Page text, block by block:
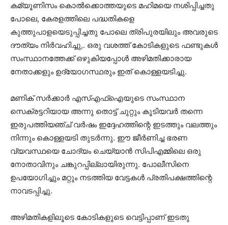
കമ്യൂണിസം കൊല്‍ക്കൊത്തയുടെ മഹിമയെ നശിപ്പിച്ചതു
പോലെ, കേരളത്തിലെ പദ്ധതികളെ
കുത്തുപാളയെടുപ്പിച്ചതു പോലെ ത്രിപുരയിലും അവരുടെ
ദൗത്യം നിര്‍വഹിച്ചു,. ഒരു വശത്ത് കോടികളുടെ ഫണ്ടുകള്‍
സംസ്ഥാനത്തേക്ക് ഒഴുകിയപ്പോള്‍ അഴിമതിക്കാരായ
നേതാക്കളും ഉദ്യോഗസ്ഥരും ഇത് കൊള്ളയടിച്ചു.
മണിക് സര്‍ക്കാര്‍ എസ്എഫ്‌ഐയുടെ സംസ്ഥാന
സെക്രട്ടറിയായ അന്നു തൊട്ട് ചുറ്റും കൂടിയവര്‍ തന്നെ
ഇരുപത്തിയഞ്ച് വര്‍ഷം ഇദ്ദേഹത്തിന്റെ ഇടത്തും വലത്തും
നിന്നും കൊള്ളയടി തുടര്‍ന്നു. ഈ ജീര്‍ണിച്ച ഭരണ
വ്യവസ്ഥയെ ചോദ്യം ചെയ്യാന്‍ സിപിഎമ്മിലെ ഒരു
നോതാവിനും ചങ്കുറപ്പില്ലായിരുന്നു. പോലീസിനെ
ഉപയോഗിച്ചും മറ്റും നടത്തിയ വേട്ടകള്‍ പ്രതിപക്ഷത്തിന്റെ
നാവടപ്പിച്ചു.
അഴിമതികളിലൂടെ കോടികളുടെ വെട്ടിപ്പാണ് ഇടതു